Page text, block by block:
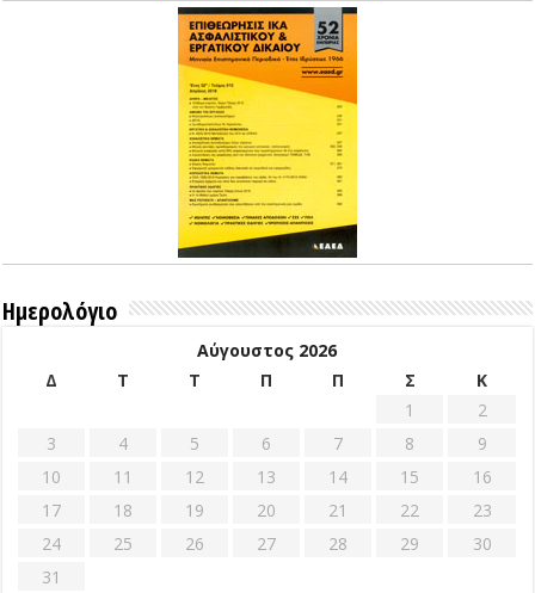
Ημερολόγιο
Αύγουστος 2026
Δ
Τ Τ Π Π Σ
Κ
1
2
3
4 5 6 7 8
9
10
11 12 13 14 15
16
17
18 19 20 21 22
23
24
25 26 27 28 29
30
31